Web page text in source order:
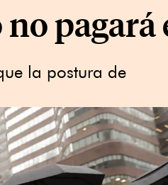
pagará
la postura de